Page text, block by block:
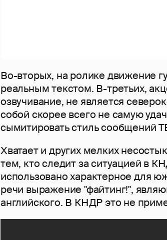
Во-вторых, на ролике движение
реальным текстом. В-третьих,
озвучивание, не является
собой скорее всего не самую
сымитировать стиль сообщений
Хватает и других мелких
тем, кто следит за ситуацией в
использовано характерное для
речи выражение "файтинг!",
английского. В КНДР это не